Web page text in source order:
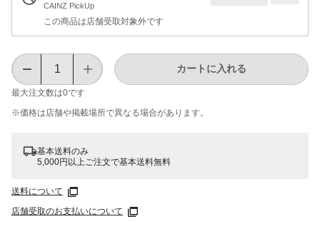
CAINZ PickUp
この商品は店舗受取対象外です
最大注文数は0です
カートに入れる
※価格は​店舗や​掲載場所で​異なる​場合が​あります。
基本送料のみ
5,000円以上ご注文で基本送料無料
送料について
店舗受取のお支払いについて